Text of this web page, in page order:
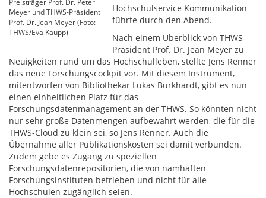
Preisträger Prof. Dr. Peter
Meyer und THWS-Präsident
Prof. Dr. Jean Meyer (Foto:
THWS/Eva Kaupp)
Hochschulservice Kommunikation
führte durch den Abend.
Nach einem Überblick von THWS-
Präsident Prof. Dr. Jean Meyer zu
Neuigkeiten rund um das Hochschulleben, stellte Jens Renner
das neue Forschungscockpit vor. Mit diesem Instrument,
mitentworfen von Bibliothekar Lukas Burkhardt, gibt es nun
einen einheitlichen Platz für das
Forschungsdatenmanagement an der THWS. So könnten nicht
nur sehr große Datenmengen aufbewahrt werden, die für die
THWS-Cloud zu klein sei, so Jens Renner. Auch die
Übernahme aller Publikationskosten sei damit verbunden.
Zudem gebe es Zugang zu speziellen
Forschungsdatenrepositorien, die von namhaften
Forschungsinstituten betrieben und nicht für alle
Hochschulen zugänglich seien.